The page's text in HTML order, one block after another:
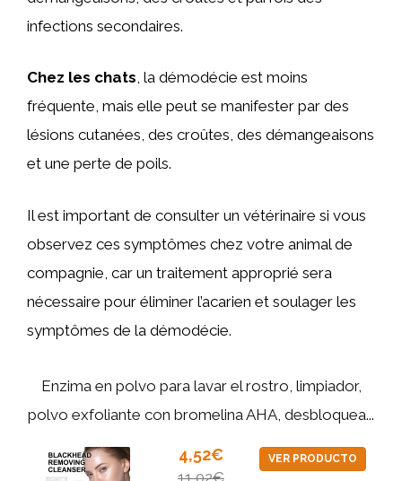
infections secondaires.
Chez les chats, la démodécie est moins
fréquente, mais elle peut se manifester par des
lésions cutanées, des croûtes, des démangeaisons
et une perte de poils.
Il est important de consulter un vétérinaire si vous
observez ces symptômes chez votre animal de
compagnie, car un traitement approprié sera
nécessaire pour éliminer l’acarien et soulager les
symptômes de la démodécie.
Enzima en polvo para lavar el rostro, limpiador,
polvo exfoliante con bromelina AHA, desbloquea...
4,52€
11,02€
VER PRODUCTO